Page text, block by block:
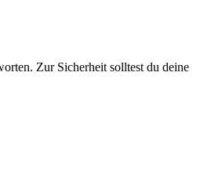
Zur Sicherheit solltest du deine